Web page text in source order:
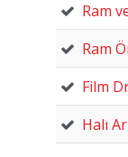
Ram
Ram
Film
Halı